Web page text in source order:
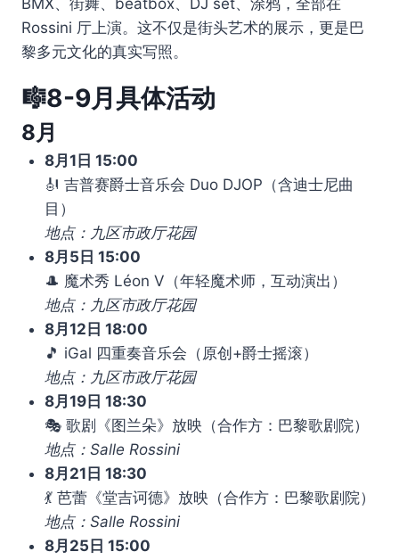
BMX、街舞、beatbox、DJ set、涂鸦，全部在
Rossini 厅上演。这不仅是街头艺术的展示，更是巴
黎多元文化的真实写照。
🎼8-9月具体活动
8月
8月1日 15:00
🎻 吉普赛爵士音乐会 Duo DJOP（含迪士尼曲
目）
地点：九区市政厅花园
8月5日 15:00
🎩 魔术秀 Léon V（年轻魔术师，互动演出）
地点：九区市政厅花园
8月12日 18:00
🎵 iGal 四重奏音乐会（原创+爵士摇滚）
地点：九区市政厅花园
8月19日 18:30
🎭 歌剧《图兰朵》放映（合作方：巴黎歌剧院）
地点：Salle Rossini
8月21日 18:30
💃 芭蕾《堂吉诃德》放映（合作方：巴黎歌剧院）
地点：Salle Rossini
8月25日 15:00